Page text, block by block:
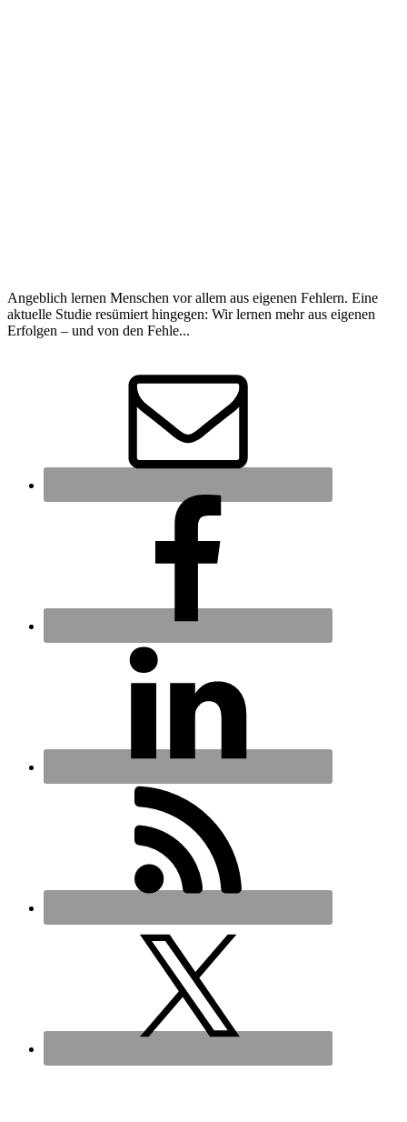
Angeblich lernen Menschen vor allem aus eigenen Fehlern. Eine
aktuelle Studie resümiert hingegen: Wir lernen mehr aus eigenen
Erfolgen – und von den Fehle...